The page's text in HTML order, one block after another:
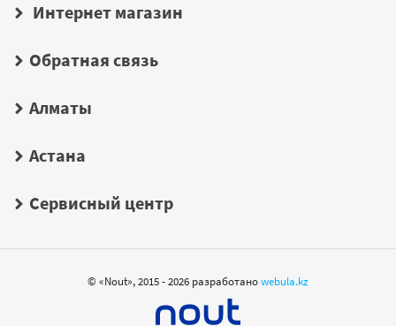
Интернет магазин
Обратная связь
Алматы
Астана
Сервисный центр
© «Nout», 2015 - 2026 разработаноwebula.kz